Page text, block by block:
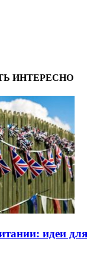
ИНТЕРЕСНО
идеи для